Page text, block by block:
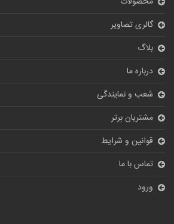
گالری تصاویر
بلاگ
درباره ما
شعب و نمایندگی
مشتریان برتر
قوانین و شرایط
تماس با ما
ورود